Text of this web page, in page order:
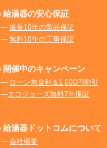
給湯器の安心保証
― 最長10年の製品保証
― 無料10年の工事保証
開催中のキャンペーン
― ローン無金利＆1,000円割引
―エコジョーズ無料7年保証
給湯器ドットコムについて
― 会社概要